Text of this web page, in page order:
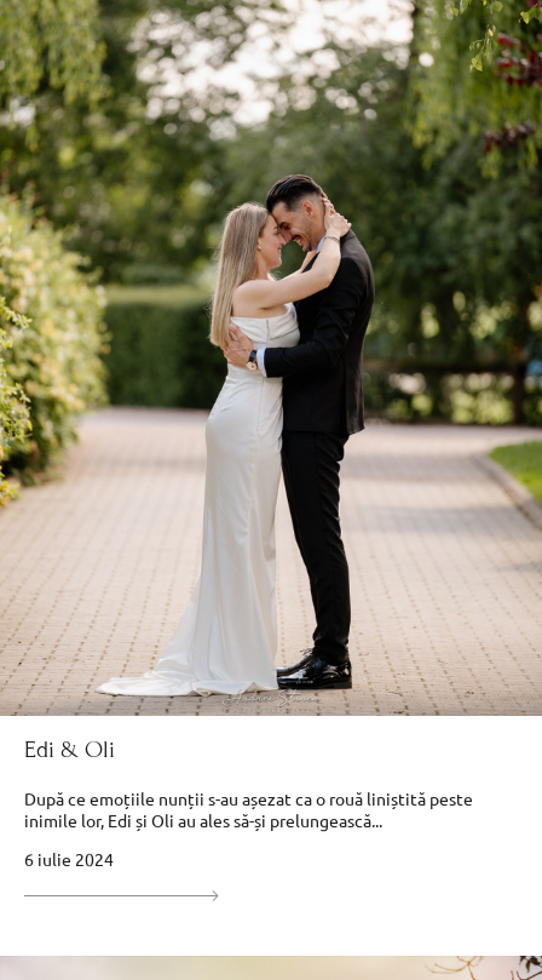
Edi & Oli
După ce emoțiile nunții s-au așezat ca o rouă liniștită peste
inimile lor, Edi și Oli au ales să-și prelungească...
6 iulie 2024